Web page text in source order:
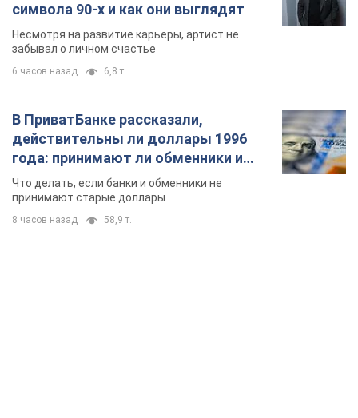
символа 90-х и как они выглядят
Несмотря на развитие карьеры, артист не
забывал о личном счастье
6 часов назад 6,8 т.
В ПриватБанке рассказали,
действительны ли доллары 1996
года: принимают ли обменники и
банки такие купюры
Что делать, если банки и обменники не
принимают старые доллары
8 часов назад 58,9 т.